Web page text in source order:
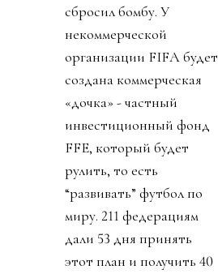
сбросил бомбу. У
некоммерческой
организации FIFA будет
создана коммерческая
«дочка» - частный
инвестиционный фонд
FFE, который будет
рулить, то есть
“развивать” футбол по
миру. 211 федерациям
дали 53 дня принять
этот план и получить 40